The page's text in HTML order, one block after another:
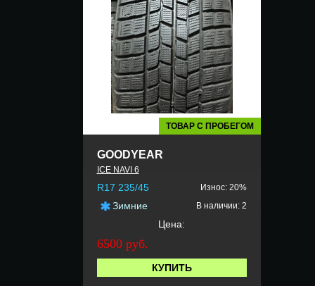
ТОВАР С ПРОБЕГОМ
GOODYEAR
ICE NAVI 6
R17 235/45 Износ: 20%
Зимние В наличии: 2
Цена:
6500 руб.
КУПИТЬ